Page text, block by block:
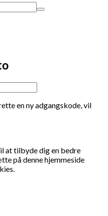
en ny adgangskode, vil
at tilbyde dig en bedre
på denne hjemmeside